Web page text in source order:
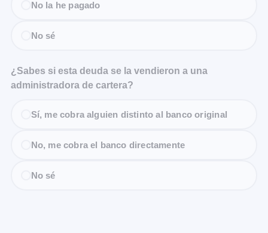
No la he pagado
No sé
¿Sabes si esta deuda se la vendieron a una
administradora de cartera?
Sí, me cobra alguien distinto al banco original
No, me cobra el banco directamente
No sé